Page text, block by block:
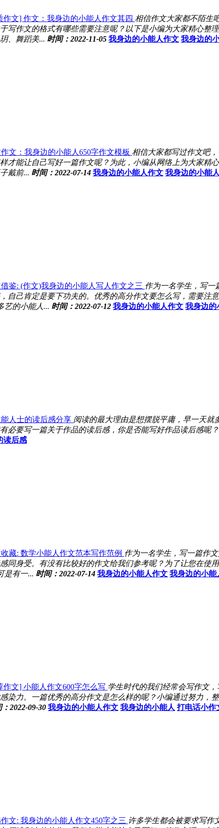
作文] 作文：我身边的小能人作文其四 相信作文大家都不陌生
写作文的格式有哪些需要注意呢？以下是小编为大家精心整
、舞蹈美... 时间：2022-11-05 我身边的小能人作文 我身边的
文：我身边的小能人650字作文模板 相信大家都写过作文吧
才能让自己写好一篇作文呢？为此，小编从网络上为大家精
戴前... 时间：2022-07-14 我身边的小能人作文 我身边的小能
鉴: (作文)我身边的小能人写人作文之三 作为一名学生，写一
自己肯定是要下功夫的。优秀的高分作文要怎么写，需要注
艺的小能人... 时间：2022-07-12 我身边的小能人作文 我身边的
人士的读后感分享 阅读的最大理由是想摆脱平庸，早一天
必要写一篇关于作品的读后感，你是否能写好作品读后感呢
读后感
藏: 数学小能人作文范本写作范例 作为一名学生，写一篇作
同身受。有没有比较好的作文给我们参考呢？为了让您在使
是有一... 时间：2022-07-14 我身边的小能人作文 我身边的小能
作文] 小能人作文600字怎么写 学生时代的我们经常会写作文
染力。一篇优秀的高分作文是怎么样的呢？小编通过努力，
2022-09-30 我身边的小能人作文 我身边的小能人 打电话小作
文: 我身边的小能人作文450字之三 许多学生都会被要求写作